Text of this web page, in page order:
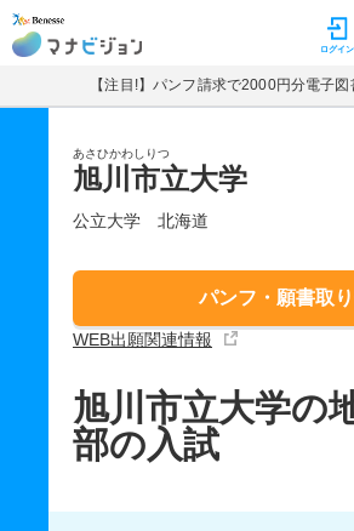
マナビジョン ログイン
【注目!】パンフ請求で2000円分電子
あさひかわしりつ
旭川市立大学
公立大学 北海道
パンフ・願書取
WEB出願関連情報
旭川市立大学の
部の入試